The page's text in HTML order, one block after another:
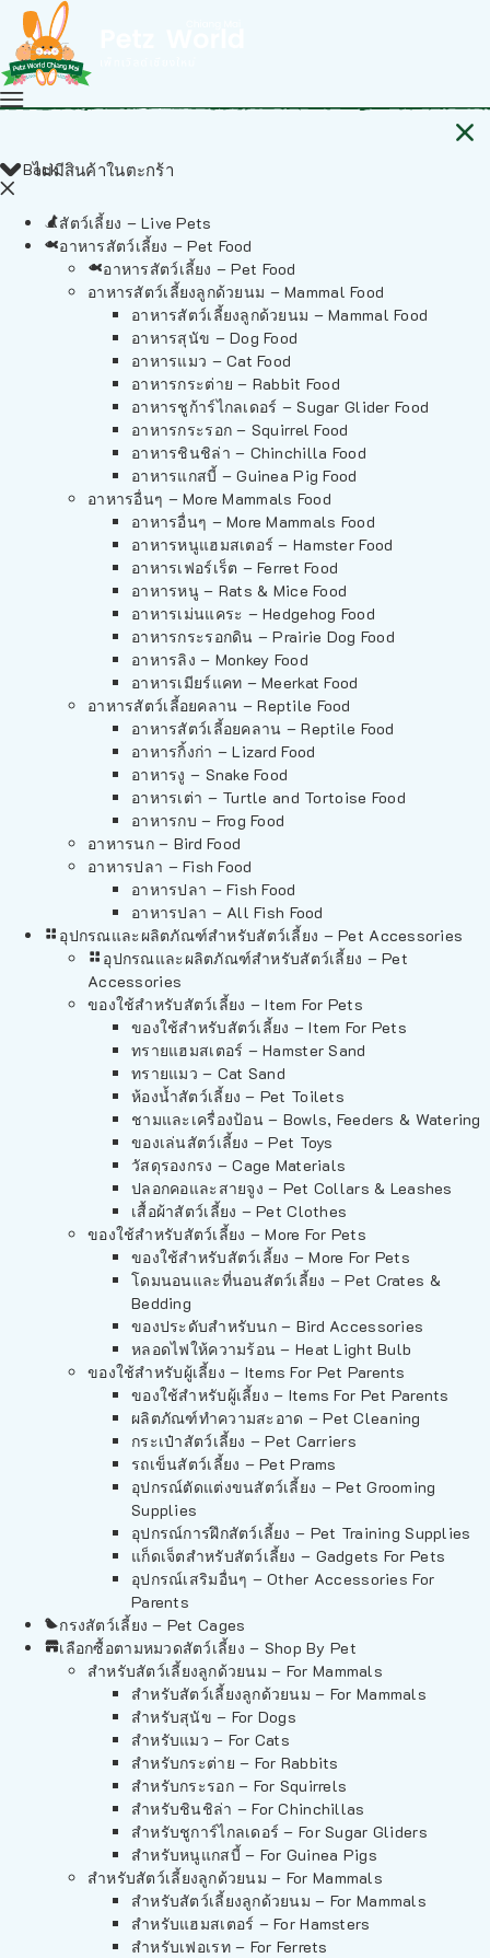
ไม่มีสินค้าในตะกร้า
Back
สัตว์เลี้ยง – Live Pets
อาหารสัตว์เลี้ยง – Pet Food
อาหารสัตว์เลี้ยง – Pet Food
อาหารสัตว์เลี้ยงลูกด้วยนม – Mammal Food
อาหารสัตว์เลี้ยงลูกด้วยนม – Mammal Food
อาหารสุนัข – Dog Food
อาหารแมว – Cat Food
อาหารกระต่าย – Rabbit Food
อาหารชูก้าร์ไกลเดอร์ – Sugar Glider Food
อาหารกระรอก – Squirrel Food
อาหารชินชิล่า – Chinchilla Food
อาหารแกสบี้ – Guinea Pig Food
อาหารอื่นๆ – More Mammals Food
อาหารอื่นๆ – More Mammals Food
อาหารหนูแฮมสเตอร์ – Hamster Food
อาหารเฟอร์เร็ต – Ferret Food
อาหารหนู – Rats & Mice Food
อาหารเม่นแคระ – Hedgehog Food
อาหารกระรอกดิน – Prairie Dog Food
อาหารลิง – Monkey Food
อาหารเมียร์แคท – Meerkat Food
อาหารสัตว์เลี้อยคลาน – Reptile Food
อาหารสัตว์เลี้อยคลาน – Reptile Food
อาหารกิ้งก่า – Lizard Food
อาหารงู – Snake Food
อาหารเต่า – Turtle and Tortoise Food
อาหารกบ – Frog Food
อาหารนก – Bird Food
อาหารปลา – Fish Food
อาหารปลา – Fish Food
อาหารปลา – All Fish Food
อุปกรณและผลิตภัณฑ์สำหรับสัตว์เลี้ยง – Pet Accessories
อุปกรณและผลิตภัณฑ์สำหรับสัตว์เลี้ยง – Pet
Accessories
ของใช้สำหรับสัตว์เลี้ยง – Item For Pets
ของใช้สำหรับสัตว์เลี้ยง – Item For Pets
ทรายแฮมสเตอร์ – Hamster Sand
ทรายแมว – Cat Sand
ห้องน้ำสัตว์เลี้ยง – Pet Toilets
ชามและเครื่องป้อน – Bowls, Feeders & Watering
ของเล่นสัตว์เลี้ยง – Pet Toys
วัสดุรองกรง – Cage Materials
ปลอกคอและสายจูง – Pet Collars & Leashes
เสื้อผ้าสัตว์เลี้ยง – Pet Clothes
ของใช้สำหรับสัตว์เลี้ยง – More For Pets
ของใช้สำหรับสัตว์เลี้ยง – More For Pets
โดมนอนและที่นอนสัตว์เลี้ยง – Pet Crates &
Bedding
ของประดับสำหรับนก – Bird Accessories
หลอดไฟให้ความร้อน – Heat Light Bulb
ของใช้สำหรับผู้เลี้ยง – Items For Pet Parents
ของใช้สำหรับผู้เลี้ยง – Items For Pet Parents
ผลิตภัณฑ์ทำความสะอาด – Pet Cleaning
กระเป๋าสัตว์เลี้ยง – Pet Carriers
รถเข็นสัตว์เลี้ยง – Pet Prams
อุปกรณ์ตัดแต่งขนสัตว์เลี้ยง – Pet Grooming
Supplies
อุปกรณ์การฝึกสัตว์เลี้ยง – Pet Training Supplies
แก็ดเจ็ตสำหรับสัตว์เลี้ยง – Gadgets For Pets
อุปกรณ์เสริมอื่นๆ – Other Accessories For
Parents
กรงสัตว์เลี้ยง – Pet Cages
เลือกซื้อตามหมวดสัตว์เลี้ยง – Shop By Pet
สำหรับสัตว์เลี้ยงลูกด้วยนม – For Mammals
สำหรับสัตว์เลี้ยงลูกด้วยนม – For Mammals
สำหรับสุนัข – For Dogs
สำหรับแมว – For Cats
สำหรับกระต่าย – For Rabbits
สำหรับกระรอก – For Squirrels
สำหรับชินชิล่า – For Chinchillas
สำหรับชูการ์ไกลเดอร์ – For Sugar Gliders
สำหรับหนูแกสบี้ – For Guinea Pigs
สำหรับสัตว์เลี้ยงลูกด้วยนม – For Mammals
สำหรับสัตว์เลี้ยงลูกด้วยนม – For Mammals
สำหรับแฮมสเตอร์ – For Hamsters
สำหรับเฟอเรท – For Ferrets